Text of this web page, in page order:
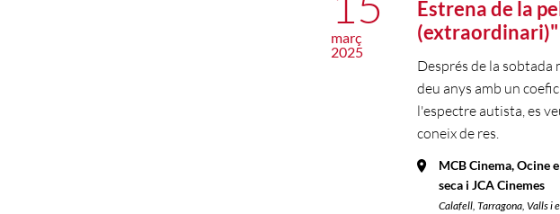
Estrena de la
(extraordinari)"
Després de la sobtada
deu anys amb un
l'espectre autista, es
coneix de res.
MCB Cinema, Ocine
seca i JCA Cinemes
Calafell, Tarragona, Valls i
març
2025